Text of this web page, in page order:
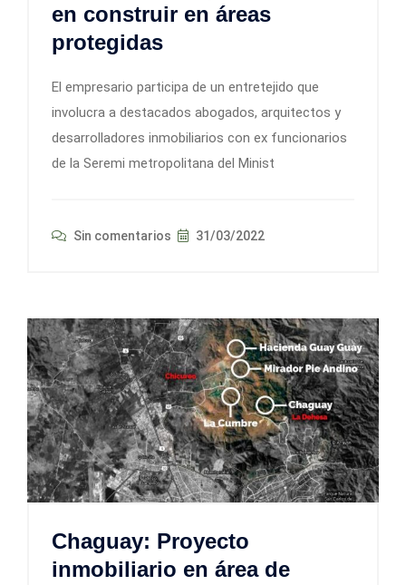
en construir en áreas
protegidas
El empresario participa de un entretejido que
involucra a destacados abogados, arquitectos y
desarrolladores inmobiliarios con ex funcionarios
de la Seremi metropolitana del Minist
Sin comentarios 31/03/2022
Chaguay: Proyecto
inmobiliario en área de